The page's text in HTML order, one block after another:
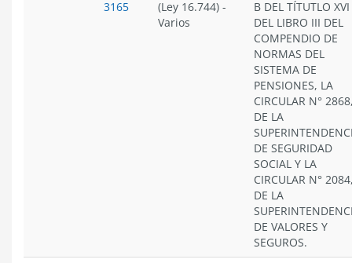
3165
(Ley 16.744) -
Varios
B DEL TÍTUTLO XVI
DEL LIBRO III DEL
COMPENDIO DE
NORMAS DEL
SISTEMA DE
PENSIONES, LA
CIRCULAR N°
DE LA
DE SEGURIDAD
SOCIAL Y LA
CIRCULAR N°
DE LA
DE VALORES Y
SEGUROS.